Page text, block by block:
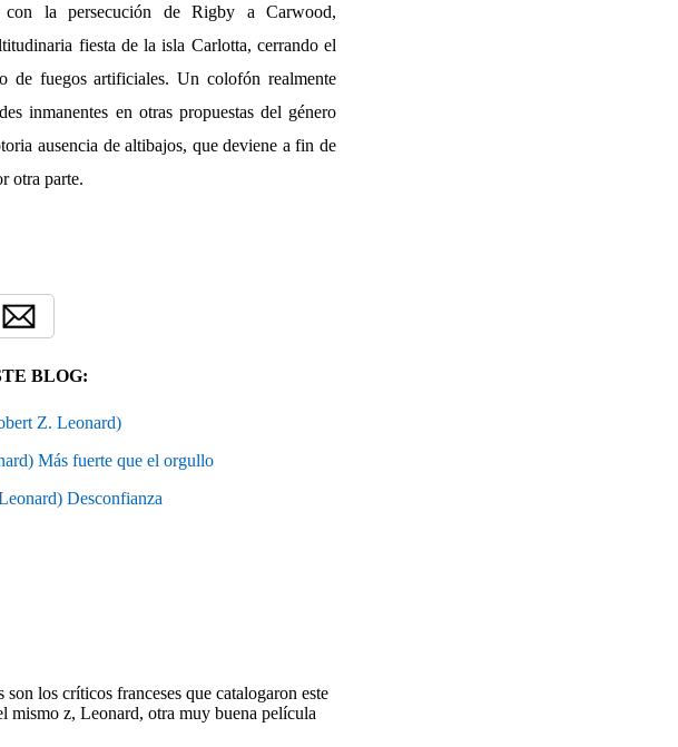
la persecución de Rigby a Carwood,
fiesta de la isla Carlotta, cerrando el
de fuegos artificiales. Un colofón realmente
inmanentes en otras propuestas del género
ausencia de altibajos, que deviene a fin de
otra parte.
BLOG:
Z. Leonard)
Más fuerte que el orgullo
Desconfianza
los críticos franceses que catalogaron este
mismo z, Leonard, otra muy buena película